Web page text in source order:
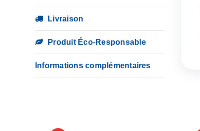
Livraison
Produit Éco-Responsable
Informations complémentaires